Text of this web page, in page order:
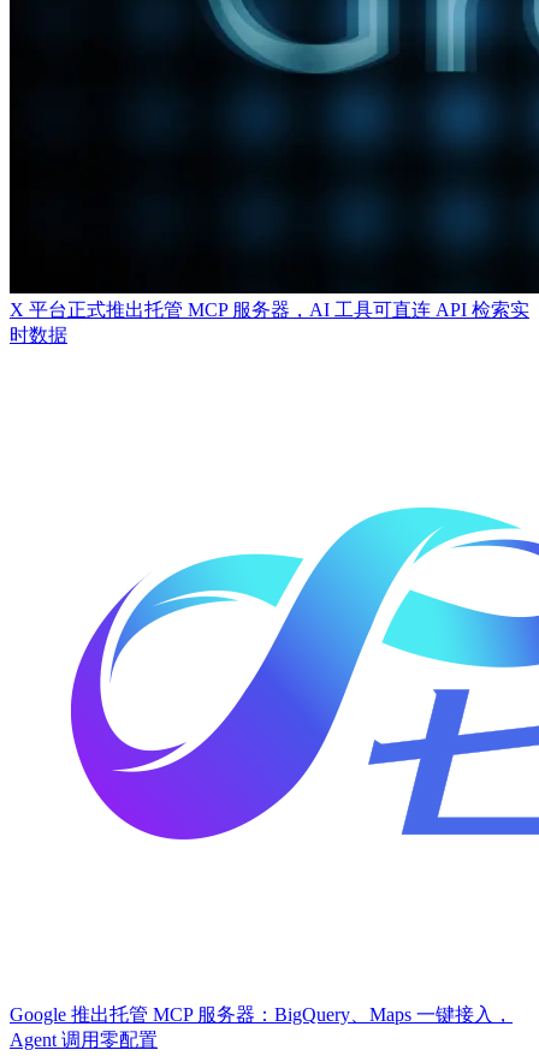
X 平台正式推出托管 MCP 服务器，AI 工具可直连 API 检索实
时数据
Google 推出托管 MCP 服务器：BigQuery、Maps 一键接入，
Agent 调用零配置